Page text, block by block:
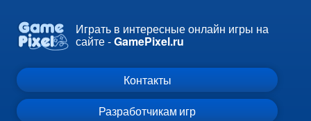
Играть в интересные онлайн игры на
сайте -GamePixel.ru
Контакты
Разработчикам игр